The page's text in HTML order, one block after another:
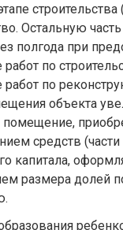
Остальную
полгода при
по
по
объекта
средств
капитала,
размера долей